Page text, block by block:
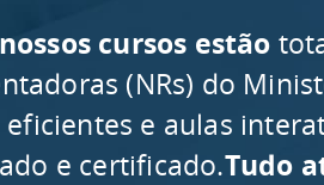
cursos estão
(NRs) do
e aulas
e certificado.Tudo